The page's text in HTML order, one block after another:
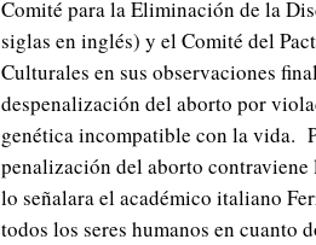
Comité para la Eliminación de la
siglas en inglés) y el Comité del
Culturales en sus observaciones
despenalización del aborto por
genética incompatible con la vida.
penalización del aborto contraviene
lo señalara el académico italiano
todos los seres humanos en cuanto